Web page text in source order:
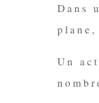
Dans
plane,
Un